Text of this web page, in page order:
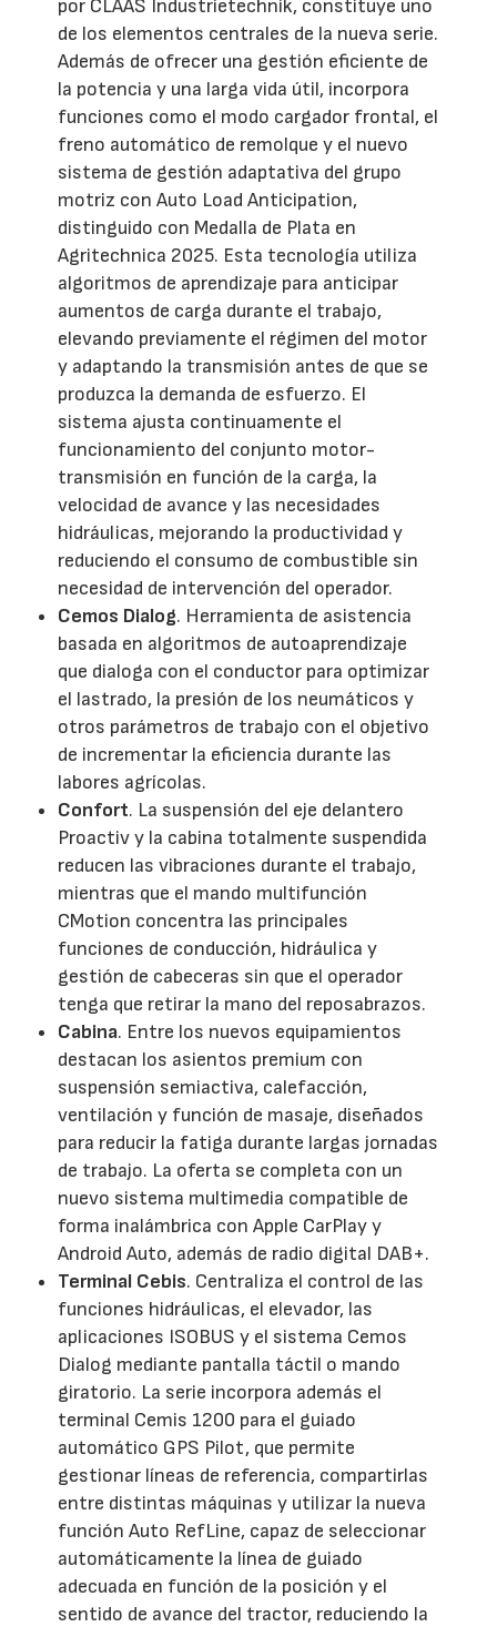
por CLAAS Industrietechnik, constituye uno
de los elementos centrales de la nueva serie.
Además de ofrecer una gestión eficiente de
la potencia y una larga vida útil, incorpora
funciones como el modo cargador frontal, el
freno automático de remolque y el nuevo
sistema de gestión adaptativa del grupo
motriz con Auto Load Anticipation,
distinguido con Medalla de Plata en
Agritechnica 2025. Esta tecnología utiliza
algoritmos de aprendizaje para anticipar
aumentos de carga durante el trabajo,
elevando previamente el régimen del motor
y adaptando la transmisión antes de que se
produzca la demanda de esfuerzo. El
sistema ajusta continuamente el
funcionamiento del conjunto motor-
transmisión en función de la carga, la
velocidad de avance y las necesidades
hidráulicas, mejorando la productividad y
reduciendo el consumo de combustible sin
necesidad de intervención del operador.
Cemos Dialog. Herramienta de asistencia
basada en algoritmos de autoaprendizaje
que dialoga con el conductor para optimizar
el lastrado, la presión de los neumáticos y
otros parámetros de trabajo con el objetivo
de incrementar la eficiencia durante las
labores agrícolas.
Confort. La suspensión del eje delantero
Proactiv y la cabina totalmente suspendida
reducen las vibraciones durante el trabajo,
mientras que el mando multifunción
CMotion concentra las principales
funciones de conducción, hidráulica y
gestión de cabeceras sin que el operador
tenga que retirar la mano del reposabrazos.
Cabina. Entre los nuevos equipamientos
destacan los asientos premium con
suspensión semiactiva, calefacción,
ventilación y función de masaje, diseñados
para reducir la fatiga durante largas jornadas
de trabajo. La oferta se completa con un
nuevo sistema multimedia compatible de
forma inalámbrica con Apple CarPlay y
Android Auto, además de radio digital DAB+.
Terminal Cebis. Centraliza el control de las
funciones hidráulicas, el elevador, las
aplicaciones ISOBUS y el sistema Cemos
Dialog mediante pantalla táctil o mando
giratorio. La serie incorpora además el
terminal Cemis 1200 para el guiado
automático GPS Pilot, que permite
gestionar líneas de referencia, compartirlas
entre distintas máquinas y utilizar la nueva
función Auto RefLine, capaz de seleccionar
automáticamente la línea de guiado
adecuada en función de la posición y el
sentido de avance del tractor, reduciendo la